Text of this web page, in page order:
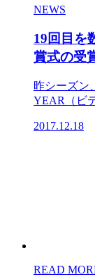
NEWS
19回目を
賞式の受
昨シーズン
YEAR（ビ
2017.12.18
READ